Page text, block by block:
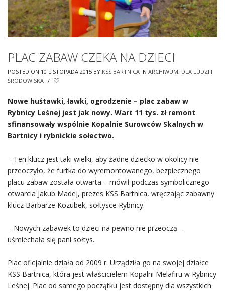
PLAC ZABAW CZEKA NA DZIECI
POSTED ON 10 LISTOPADA 2015 BY KSS BARTNICA IN ARCHIWUM, DLA LUDZI I
ŚRODOWISKA /
Nowe huśtawki, ławki, ogrodzenie – plac zabaw w
Rybnicy Leśnej jest jak nowy. Wart 11 tys. zł remont
sfinansowały wspólnie Kopalnie Surowców Skalnych w
Bartnicy i rybnickie sołectwo.
– Ten klucz jest taki wielki, aby żadne dziecko w okolicy nie
przeoczyło, że furtka do wyremontowanego, bezpiecznego
placu zabaw została otwarta – mówił podczas symbolicznego
otwarcia Jakub Madej, prezes KSS Bartnica, wręczając zabawny
klucz Barbarze Kozubek, sołtysce Rybnicy.
– Nowych zabawek to dzieci na pewno nie przeoczą –
uśmiechała się pani sołtys.
Plac oficjalnie działa od 2009 r. Urządziła go na swojej działce
KSS Bartnica, która jest właścicielem Kopalni Melafiru w Rybnicy
Leśnej. Plac od samego początku jest dostępny dla wszystkich